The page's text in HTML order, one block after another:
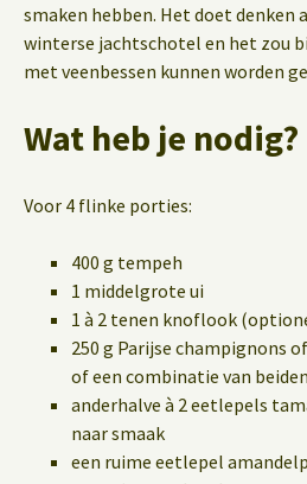
smaken hebben. Het doet denken
winterse jachtschotel en het zou
met veenbessen kunnen worden
Wat heb je nodig?
Voor 4 flinke porties:
400 g tempeh
1 middelgrote ui
1 à 2 tenen knoflook
250 g Parijse champignons
of een combinatie van beiden
anderhalve à 2 eetlepels
naar smaak
een ruime eetlepel